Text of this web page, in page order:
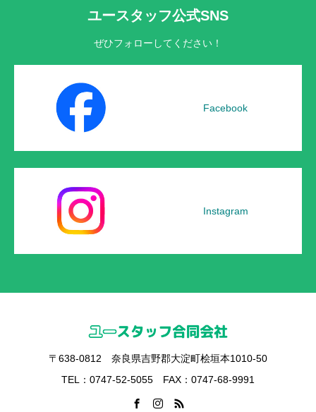
ユースタッフ公式SNS
ぜひフォローしてください！
Facebook
Instagram
〒638-0812 奈良県吉野郡大淀町桧垣本1010-50
TEL：0747-52-5055 FAX：0747-68-9991